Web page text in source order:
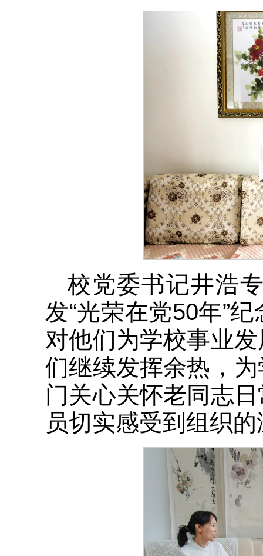
校党委书记井浩
发“光荣在党50年”
对他们为学校事业
们继续发挥余热，
门关心关怀老同志
员切实感受到组织